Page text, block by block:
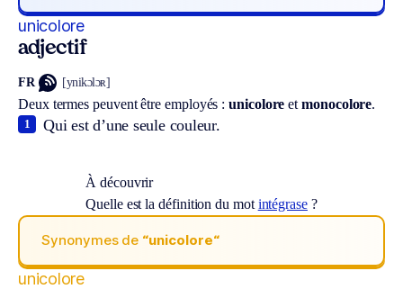
unicolore
adjectif
FR [ynikɔlɔʀ]
Deux termes peuvent être employés :unicolore etmonocolore.
Qui est d’une seule couleur.
1
À découvrir
Quelle est la définition du mot intégrase?
Synonymes de “unicolore“
unicolore